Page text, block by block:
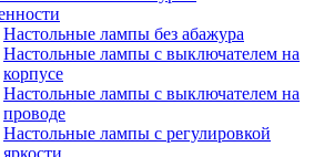
Настольные лампы без абажура
Настольные лампы с выключателем на
корпусе
Настольные лампы с выключателем на
проводе
Настольные лампы с регулировкой